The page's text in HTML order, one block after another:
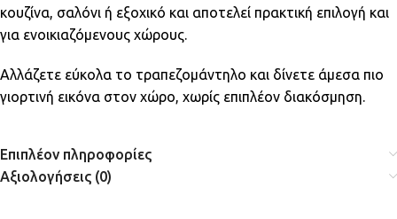
κουζίνα, σαλόνι ή εξοχικό και αποτελεί πρακτική επιλογή και
για ενοικιαζόμενους χώρους.
Αλλάζετε εύκολα το τραπεζομάντηλο και δίνετε άμεσα πιο
γιορτινή εικόνα στον χώρο, χωρίς επιπλέον διακόσμηση.
Επιπλέον πληροφορίες
Αξιολογήσεις (0)